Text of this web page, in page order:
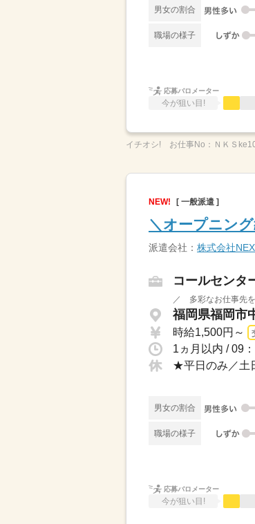
男女の割合
職場の様子
応募バロメーター
今が狙い目!
イチオシ! お仕事No： ＮＫＳ
NEW! [ 一般派遣 ]
＼オープニン
派遣会社： 株式会社
コールセンタ
／ 多彩なお仕事先
福岡県福岡市
時給1,500円～
男女の割合
職場の様子
応募バロメーター
今が狙い目!